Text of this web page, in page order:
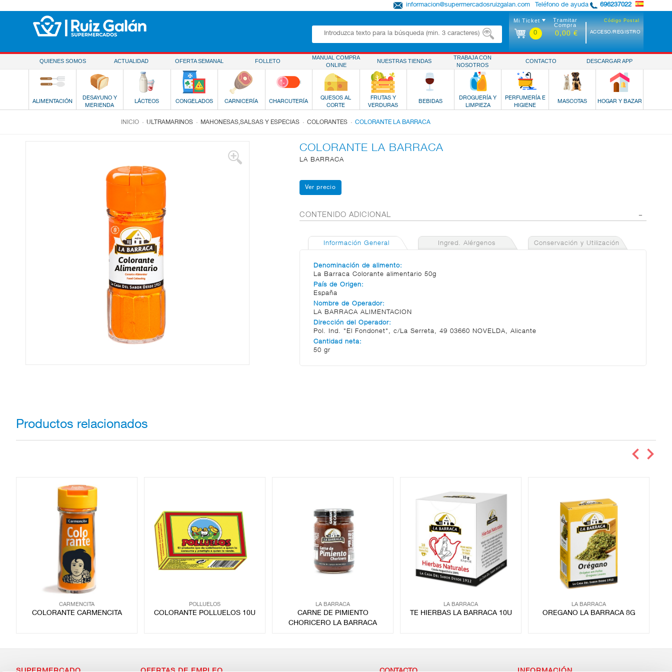
Teléfono de ayuda 696237022
informacion@supermercadosruizgalan.com
Código Postal
ACCESO/REGISTRO
Mi Ticket
0
Tramitar
Compra
0,00 €
QUIENES SOMOS ACTUALIDAD OFERTA SEMANAL FOLLETO
MANUAL COMPRA
ONLINE
NUESTRAS TIENDAS
TRABAJA CON
NOSOTROS
CONTACTO DESCARGAR APP
ALIMENTACIÓN
DESAYUNO Y
MERIENDA
LÁCTEOS CONGELADOS CARNICERÍA CHARCUTERÍA
QUESOS AL
CORTE
FRUTAS Y
VERDURAS
BEBIDAS
DROGUERÍA Y
LIMPIEZA
PERFUMERÍA E
HIGIENE
MASCOTAS HOGAR Y BAZAR
INICIO . ULTRAMARINOS . MAHONESAS,SALSAS Y ESPECIAS . COLORANTES . COLORANTE LA BARRACA
COLORANTE LA BARRACA
LA BARRACA
CONTENIDO ADICIONAL
Información General Ingred. Alérgenos Conservación y Utilización
Denominación de alimento:
La Barraca Colorante alimentario 50g
País de Origen:
España
Nombre de Operador:
LA BARRACA ALIMENTACION
Dirección del Operador:
Pol. Ind. "El Fondonet", c/La Serreta, 49 03660 NOVELDA, Alicante
Cantidad neta:
50 gr
Productos relacionados
CARMENCITA
COLORANTE CARMENCITA
POLLUELOS
COLORANTE POLLUELOS 10U
LA BARRACA
CARNE DE PIMIENTO
CHORICERO LA BARRACA
LA BARRACA
TE HIERBAS LA BARRACA 10U
LA BARRACA
OREGANO LA BARRACA 8G